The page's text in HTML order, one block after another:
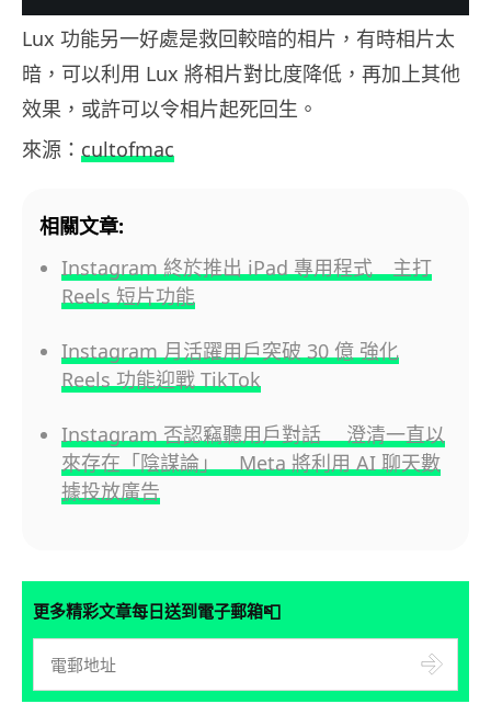
Lux 功能另一好處是救回較暗的相片，有時相片太
暗，可以利用 Lux 將相片對比度降低，再加上其他
效果，或許可以令相片起死回生。
來源： cultofmac
相關文章:
Instagram 終於推出 iPad 專用程式 主打
Reels 短片功能
Instagram 月活躍用戶突破 30 億 強化
Reels 功能迎戰 TikTok
Instagram 否認竊聽用戶對話 澄清一直以
來存在「陰謀論」 Meta 將利用 AI 聊天數
據投放廣告
更多精彩文章每日送到電子郵箱📮